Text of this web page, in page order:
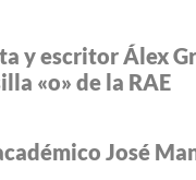
y escritor Álex
«o» de la RAE
José